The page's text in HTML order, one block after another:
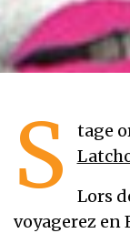
S
tage
Lors
voyagerez en